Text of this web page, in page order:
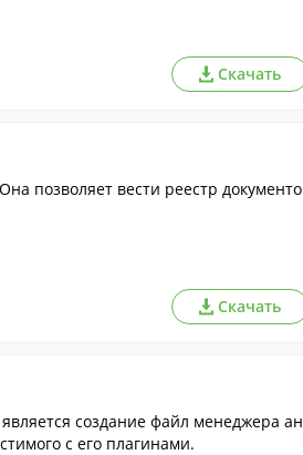
Скачать
позволяет вести реестр документо
Скачать
создание файл менеджера ан
с его плагинами.